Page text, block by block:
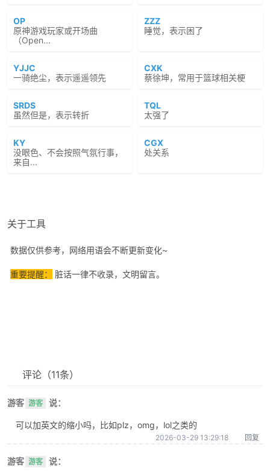
OP
原神游戏玩家或开场曲
（Open...
ZZZ
睡觉，表示困了
YJJC
一骑绝尘，表示遥遥领先
CXK
蔡徐坤，常用于篮球相关梗
SRDS
虽然但是，表示转折
TQL
太强了
KY
没眼色、不会按照气氛行事，
来自...
CGX
处关系
关于工具
数据仅供参考，网络用语会不断更新变化~
重要提醒： 脏话一律不收录，文明留言。
评论 （11条）
游客 游客 说：
可以加英文的缩小吗，比如plz，omg，lol之类的
2026-03-29 13:29:18 回复
游客 游客 说：